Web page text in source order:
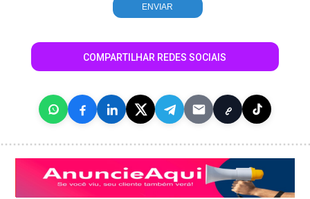
COMPARTILHAR REDES SOCIAIS